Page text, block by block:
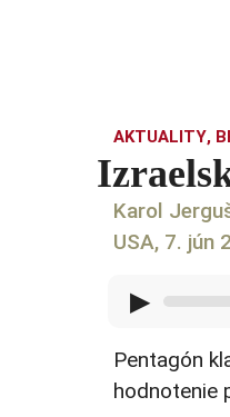
AKTUALITY,
Karol
USA, 7. jún
▶
Pentagón
hodnotenie